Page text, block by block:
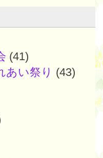
(41)
あい祭り (43)